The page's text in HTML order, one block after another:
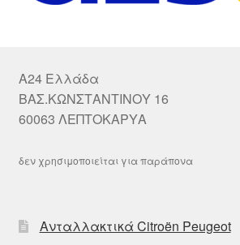
A24 Ελλάδα
ΒΑΣ.ΚΩΝΣΤΑΝΤΙΝΟΥ 16
60063 ΛΕΠΤΟΚΑΡΥΑ
δεν χρησιμοποιείται για παράπονα
Ανταλλακτικά Citroën Peugeot